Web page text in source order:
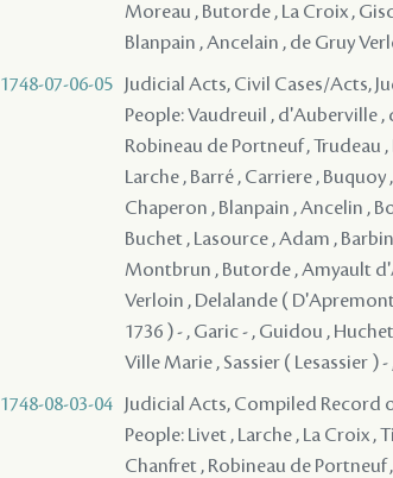
Moreau , Butorde , La Croix ,
Blanpain , Ancelain , de Gruy
1748-07-06-05
Judicial Acts, Civil Cases/Acts,
People: Vaudreuil , d'Auberville
Robineau de Portneuf , Trudeau
Larche , Barré , Carriere ,
Chaperon , Blanpain , Ancelin ,
Buchet , Lasource , Adam ,
Montbrun , Butorde , Amyault
Verloin , Delalande (
1736 ) - , Garic - , Guidou ,
Ville Marie , Sassier ( Lesassier ) -
1748-08-03-04
Judicial Acts, Compiled Record
People: Livet , Larche , La Croix ,
Chanfret , Robineau de Portneuf